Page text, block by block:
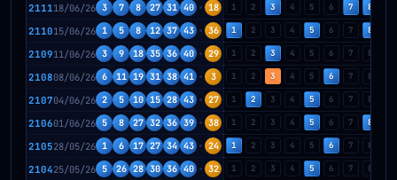
211118/06/26 3 7 8 27 31 40 18 1 2 3 4 5 6 7 8
211015/06/26 1 5 8 12 37 43 36 1 2 3 4 5 6 7 8
210911/06/26 3 9 18 35 36 40 29 1 2 3 4 5 6 7 8
210808/06/26 6 11 19 31 38 41 3 1 2 3 4 5 6 7 8
210704/06/26 2 5 10 15 28 43 27 1 2 3 4 5 6 7 8
210601/06/26 5 8 27 32 36 39 38 1 2 3 4 5 6 7 8
210528/05/26 1 6 17 27 34 43 24 1 2 3 4 5 6 7 8
210425/05/26 5 26 28 30 36 40 32 1 2 3 4 5 6 7 8